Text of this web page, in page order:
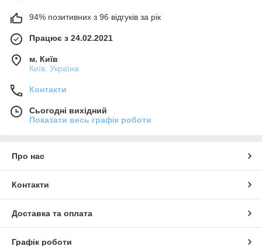
94% позитивних з 96 відгуків за рік
Працює з 24.02.2021
м. Київ
Київ, Україна
Контакти
Сьогодні вихідний
Показати весь графік роботи
Про нас
Контакти
Доставка та оплата
Графік роботи